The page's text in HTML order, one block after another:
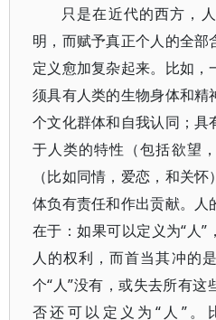
只是在近代的西方，
明，而赋予真正个人的全部
定义愈加复杂起来。比如
须具有人类的生物身体和精
个文化群体和自我认同；具
于人类的特性（包括欲望
（比如同情，爱恋，和关
体负有责任和作出贡献。人
在于：如果可以定义为“人
人的权利，而首当其冲的
个“人”没有，或失去所有
否还可以定义为“人”。